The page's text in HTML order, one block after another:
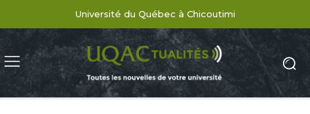
Université du Québec à Chicoutimi